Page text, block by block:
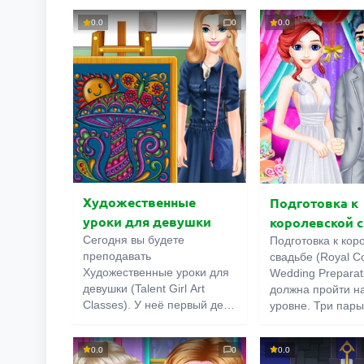
«звёздочки» не добраться.
И вот здесь на сцену
выходит искусство
изменения реальности. С
помощью росчерков мыши,
вы можете делить экран на
части, а потом перемещать
отдельные его элементы.
каждого краба,
осьминога есть
Но добраться до
просто. Придется
пользоваться
платформами,
порталами.
0.0 0
Художественные
уроки для девушки
Сегодня вы будете
преподавать
Художественные уроки для
девушки (Talent Girl Art
Classes). У неё первый день
начала нужно
определиться, куда пойти —
0.0
Подготовка к
королевской
Подготовка к
свадьбе (Royal
Wedding
должна пройти
уровне. Три
вас для
свадебного
0.0 0 0.0